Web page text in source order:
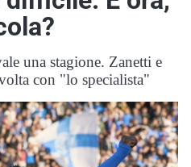
una stagione. Zanetti e
con "lo specialista"